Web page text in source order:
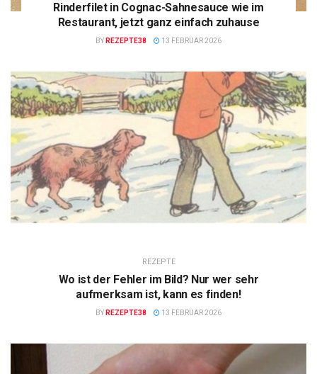
Rinderfilet in Cognac-Sahnesauce wie im
Restaurant, jetzt ganz einfach zuhause
BY REZEPTE38 13 FEBRUAR 2026
REZEPTE
Wo ist der Fehler im Bild? Nur wer sehr
aufmerksam ist, kann es finden!
BY REZEPTE38 13 FEBRUAR 2026